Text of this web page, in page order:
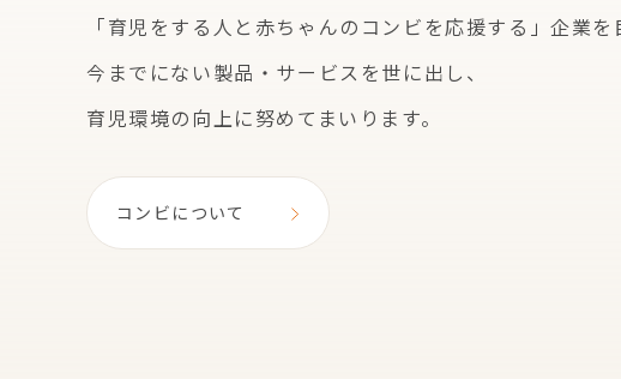
「育児をする人と赤ちゃんのコンビを応援する」企業を
今までにない製品・サービスを世に出し、
育児環境の向上に努めてまいります。
コンビについて